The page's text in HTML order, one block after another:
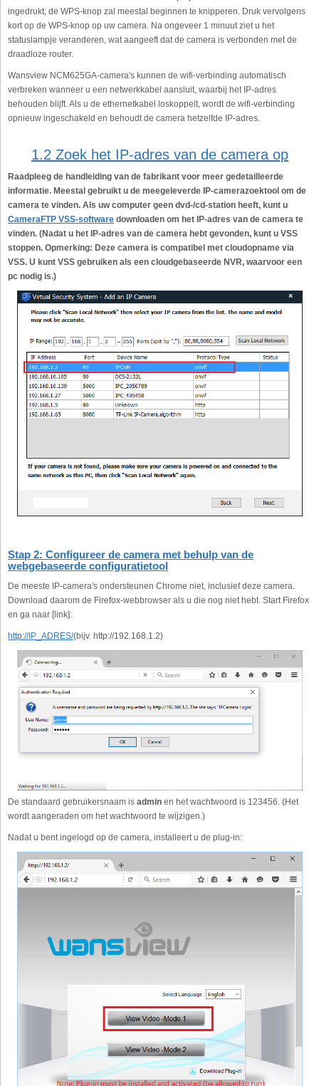
ingedrukt; de WPS-knop zal meestal beginnen te knipperen. Druk vervolgens
kort op de WPS-knop op uw camera. Na ongeveer 1 minuut ziet u het
statuslampje veranderen, wat aangeeft dat de camera is verbonden met de
draadloze router.
Wansview NCM625GA-camera's kunnen de wifi-verbinding automatisch
verbreken wanneer u een netwerkkabel aansluit, waarbij het IP-adres
behouden blijft. Als u de ethernetkabel loskoppelt, wordt de wifi-verbinding
opnieuw ingeschakeld en behoudt de camera hetzelfde IP-adres.
1.2 Zoek het IP-adres van de camera op
Raadpleeg de handleiding van de fabrikant voor meer gedetailleerde
informatie. Meestal gebruikt u de meegeleverde IP-camerazoektool om de
camera te vinden. Als uw computer geen dvd-/cd-station heeft, kunt u
CameraFTP VSS-software downloaden om het IP-adres van de camera te
vinden. (Nadat u het IP-adres van de camera hebt gevonden, kunt u VSS
stoppen. Opmerking: Deze camera is compatibel met cloudopname via
VSS. U kunt VSS gebruiken als een cloudgebaseerde NVR, waarvoor een
pc nodig is.)
Stap 2: Configureer de camera met behulp van de
webgebaseerde configuratietool
De meeste IP-camera's ondersteunen Chrome niet, inclusief deze camera.
Download daarom de Firefox-webbrowser als u die nog niet hebt. Start Firefox
en ga naar [link]:
http://IP_ADRES/(bijv. http://192.168.1.2)
De standaard gebruikersnaam is admin en het wachtwoord is 123456. (Het
wordt aangeraden om het wachtwoord te wijzigen.)
Nadat u bent ingelogd op de camera, installeert u de plug-in: